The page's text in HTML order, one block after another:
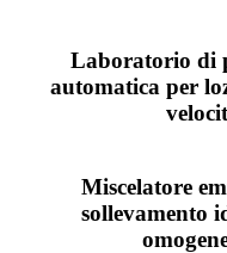
Laboratorio di
automatica per
Miscelatore
sollevamento